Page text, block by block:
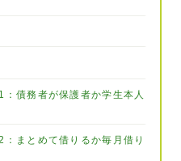
債務者が保護者か学生本人
まとめて借りるか毎月借り